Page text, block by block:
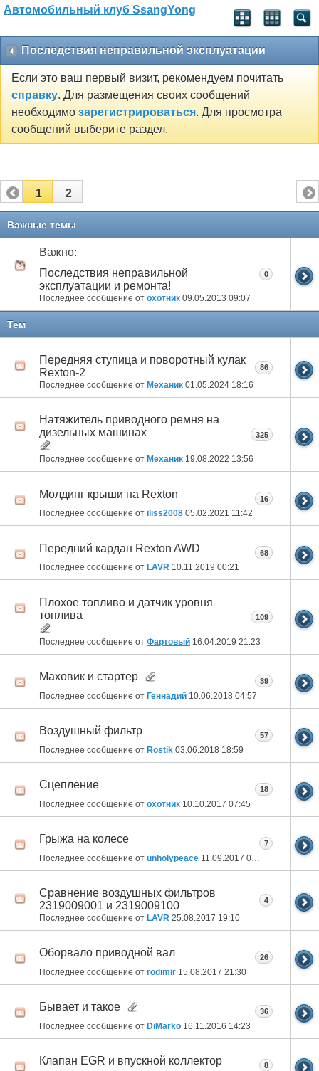
Автомобильный клуб SsangYong
Последствия неправильной эксплуатации
Если это ваш первый визит, рекомендуем почитать
справку. Для размещения своих сообщений
необходимо зарегистрироваться. Для просмотра
сообщений выберите раздел.
1 2
Важные темы
Важно:
Последствия неправильной
эксплуатации и ремонта!
Последнее сообщение от охотник 09.05.2013 09:07
0
Тем
Передняя ступица и поворотный кулак
Rexton-2
Последнее сообщение от Механик 01.05.2024 18:16
86
Натяжитель приводного ремня на
дизельных машинах
Последнее сообщение от Механик 19.08.2022 13:56
325
Молдинг крыши на Rexton
Последнее сообщение от iliss2008 05.02.2021 11:42
16
Передний кардан Rexton AWD
Последнее сообщение от LAVR 10.11.2019 00:21
68
Плохое топливо и датчик уровня
топлива
Последнее сообщение от Фартовый 16.04.2019 21:23
109
Маховик и стартер
Последнее сообщение от Геннадий 10.06.2018 04:57
39
Воздушный фильтр
Последнее сообщение от Rostik 03.06.2018 18:59
57
Сцепление
Последнее сообщение от охотник 10.10.2017 07:45
18
Грыжа на колесе
Последнее сообщение от unholypeace 11.09.2017 06:55
7
Сравнение воздушных фильтров
2319009001 и 2319009100
Последнее сообщение от LAVR 25.08.2017 19:10
4
Оборвало приводной вал
Последнее сообщение от rodimir 15.08.2017 21:30
26
Бывает и такое
Последнее сообщение от DiMarko 16.11.2016 14:23
36
Клапан EGR и впускной коллектор 8